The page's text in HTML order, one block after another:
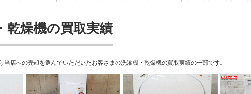
乾燥機の買取実績
当店への売却を選んでいただいたお客さまの洗濯機・乾燥機の買取実績の一部です。